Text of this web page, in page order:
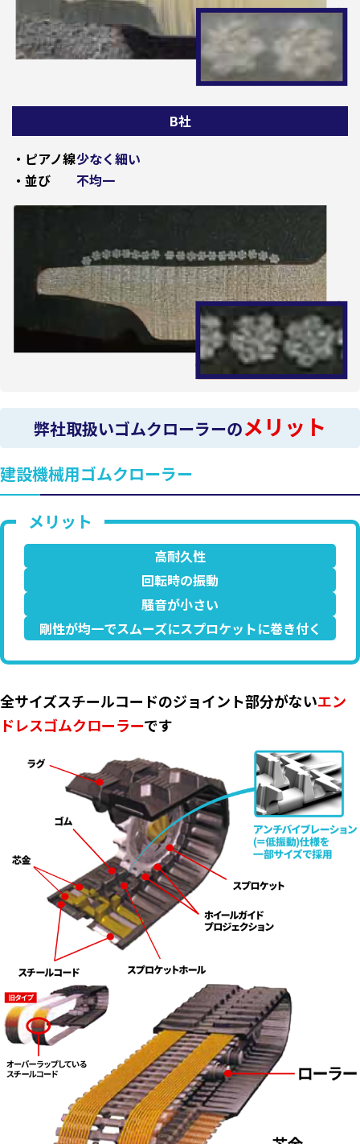
B社
・ピアノ線少なく細い
・並び
不均一
弊社取扱いゴムクローラーのメリット
建設機械用ゴムクローラー
高耐久性
回転時の振動
騒音が小さい
剛性が均一でスムーズにスプロケットに巻き付く
全サイズスチールコードのジョイント部分がないエン
ドレスゴムクローラーです